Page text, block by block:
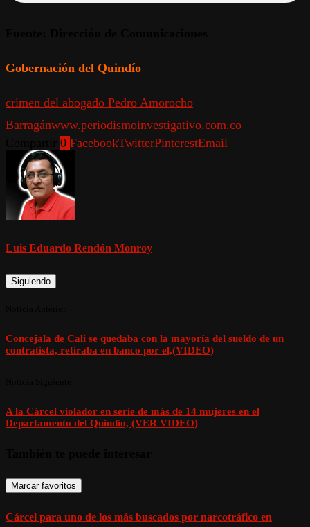
Gobernación del Quindío
crimen del abogado Pedro Amorocho
Barragánwww.periodismoinvestigativo.com.co
0 FacebookTwitterPinterestEmail
Luis Eduardo Rendón Monroy
Siguiendo
Concejala de Cali se quedaba con la mayoría del sueldo de un
contratista, retiraba en banco por el,(VIDEO)
A la Cárcel violador en serie de más de 14 mujeres en el
Departamento del Quindío, (VER VIDEO)
Marcar favoritos
Cárcel para uno de los más buscados por narcotráfico en